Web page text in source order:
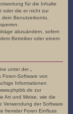
für die Inhalte
oder die er nicht zur
Benutzerkonto,
abzuändern, sofern
Betreiber oder einem
unter der „
Foren-Software von
Informationen
zur
Art und Weise, wie die
Verwendung der Software
fremder Foren Einfluss